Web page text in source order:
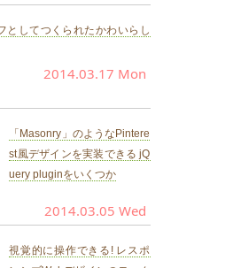
としてつくられたかわいらし
2014.03.17 Mon
「Masonry」のようなPintere
st風デザインを実装できる jQ
uery pluginをいくつか
2014.03.05 Wed
視覚的に操作できる! レスポ